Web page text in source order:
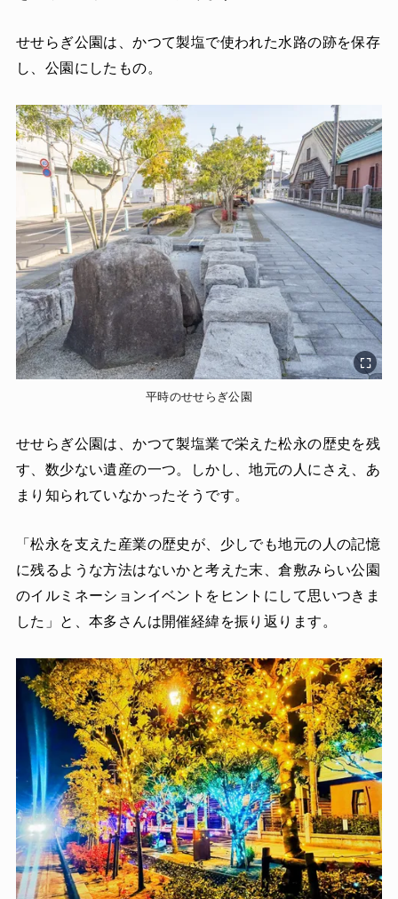
せせらぎ公園は、かつて製塩で使われた水路の跡を保存
し、公園にしたもの。
平時のせせらぎ公園
せせらぎ公園は、かつて製塩業で栄えた松永の歴史を残
す、数少ない遺産の一つ。しかし、地元の人にさえ、あ
まり知られていなかったそうです。
「松永を支えた産業の歴史が、少しでも地元の人の記憶
に残るような方法はないかと考えた末、倉敷みらい公園
のイルミネーションイベントをヒントにして思いつきま
した」と、本多さんは開催経緯を振り返ります。